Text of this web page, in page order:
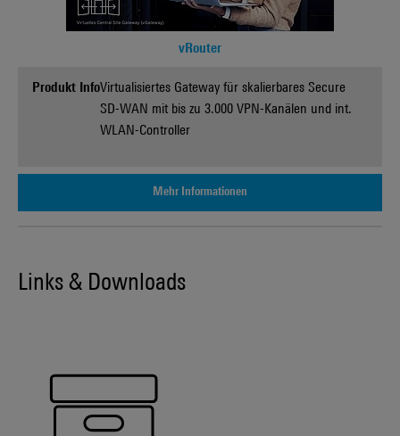
vRouter
Produkt InfoVirtualisiertes Gateway für skalierbares Secure
SD-WAN mit bis zu 3.000 VPN-Kanälen und int.
WLAN-Controller
Mehr Informationen
Links & Downloads